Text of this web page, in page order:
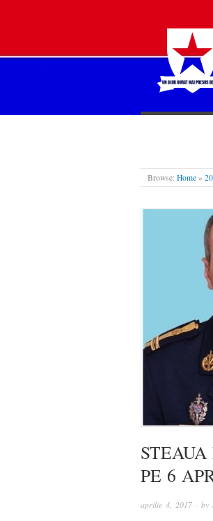
Browse: Home »
PE 6
aprilie 4, 2017 · by